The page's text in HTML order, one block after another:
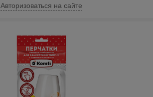
Авторизоваться на сайте